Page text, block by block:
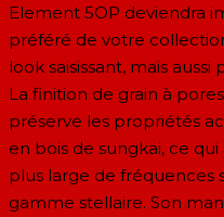
Element 5OP deviendra
préféré de votre
look saisissant, mais
La finition de grain à
préserve les propriétés
en bois de sungkai, ce
plus large de fréquences
gamme stellaire. Son